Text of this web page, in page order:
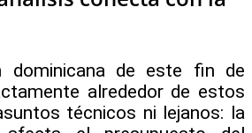
dominicana de este fin de
alrededor de estos
técnicos ni lejanos: la